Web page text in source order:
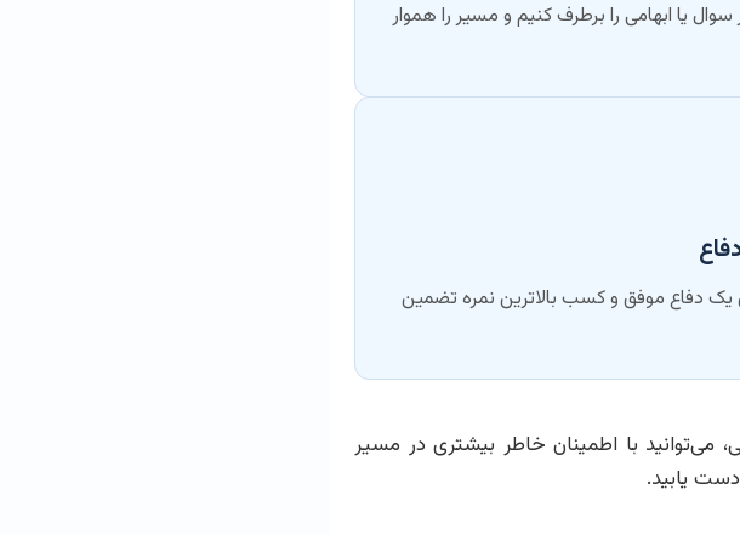
یا ابهامی را برطرف کنیم و مسیر را هموار
یک دفاع موفق و کسب بالاترین نمره تضمین
می‌توانید با اطمینان خاطر بیشتری در مسیر
یابید.